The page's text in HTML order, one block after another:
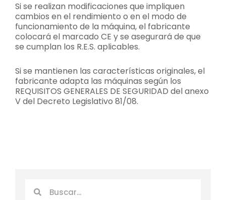
Si se realizan modificaciones que impliquen
cambios en el rendimiento o en el modo de
funcionamiento de la máquina, el fabricante
colocará el marcado CE y se asegurará de que
se cumplan los R.E.S. aplicables.
Si se mantienen las características originales, el
fabricante adapta las máquinas según los
REQUISITOS GENERALES DE SEGURIDAD del anexo
V del Decreto Legislativo 81/08.